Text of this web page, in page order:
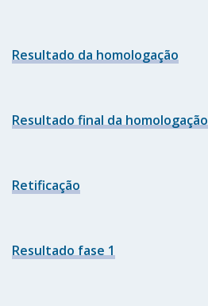
Resultado da homologação
Resultado final da homologação
Retificação
Resultado fase 1